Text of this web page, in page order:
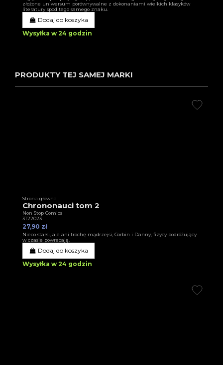
złożone uniwersum porównywalne z dokonaniami wielkich klasyków
literatury spod tego samego znaku.
Dodaj do koszyka
Wysyłka w 24 godzin
PRODUKTY TEJ SAMEJ MARKI
Strona główna
Chrononauci tom 2
Non Stop Comics
3T22023
27,90 zł
Nieco starsi, ale ani trochę mądrzejsi, Corbin i Danny, fizycy podróżujący
w czasie powracają.
Dodaj do koszyka
Wysyłka w 24 godzin